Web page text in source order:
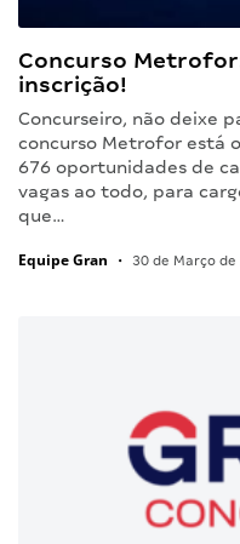
Concurso
inscrição!
Concurseiro, não deixe
concurso Metrofor está
676 oportunidades de
vagas ao todo, para
que…
Equipe Gran • 30 de Março de